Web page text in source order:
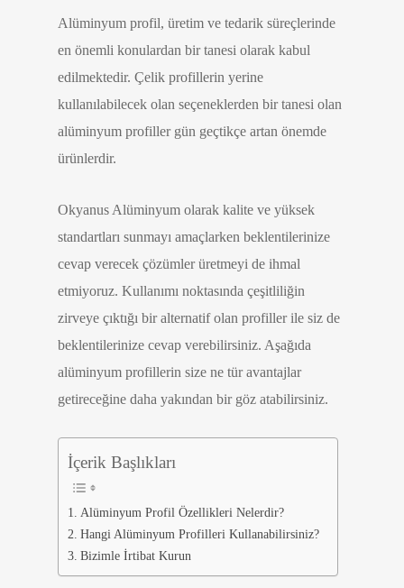
Alüminyum profil, üretim ve tedarik süreçlerinde
en önemli konulardan bir tanesi olarak kabul
edilmektedir. Çelik profillerin yerine
kullanılabilecek olan seçeneklerden bir tanesi olan
alüminyum profiller gün geçtikçe artan önemde
ürünlerdir.
Okyanus Alüminyum olarak kalite ve yüksek
standartları sunmayı amaçlarken beklentilerinize
cevap verecek çözümler üretmeyi de ihmal
etmiyoruz. Kullanımı noktasında çeşitliliğin
zirveye çıktığı bir alternatif olan profiller ile siz de
beklentilerinize cevap verebilirsiniz. Aşağıda
alüminyum profillerin size ne tür avantajlar
getireceğine daha yakından bir göz atabilirsiniz.
İçerik Başlıkları
Alüminyum Profil Özellikleri Nelerdir?
Hangi Alüminyum Profilleri Kullanabilirsiniz?
Bizimle İrtibat Kurun